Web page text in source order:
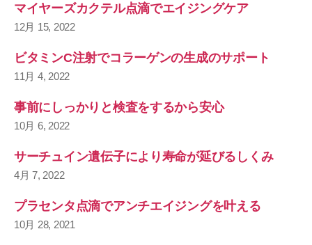
マイヤーズカクテル点滴でエイジングケア
12月 15, 2022
ビタミンC注射でコラーゲンの生成のサポート
11月 4, 2022
事前にしっかりと検査をするから安心
10月 6, 2022
サーチュイン遺伝子により寿命が延びるしくみ
4月 7, 2022
プラセンタ点滴でアンチエイジングを叶える
10月 28, 2021